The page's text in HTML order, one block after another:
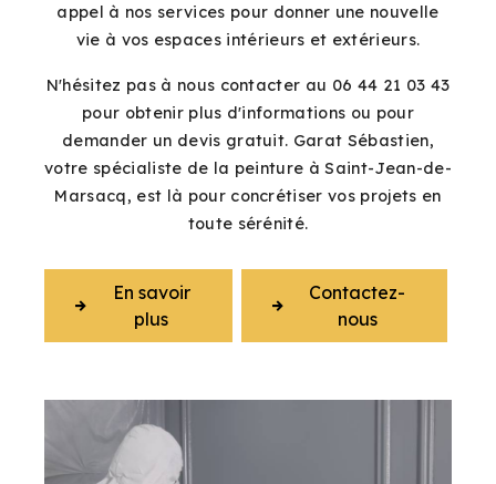
appel à nos services pour donner une nouvelle
vie à vos espaces intérieurs et extérieurs.
N'hésitez pas à nous contacter au 06 44 21 03 43
pour obtenir plus d'informations ou pour
demander un devis gratuit. Garat Sébastien,
votre spécialiste de la peinture à Saint-Jean-de-
Marsacq, est là pour concrétiser vos projets en
toute sérénité.
En savoir
plus
Contactez-
nous